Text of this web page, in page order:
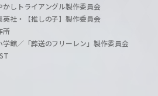
しトライアングル製作委員会
社・【推しの子】製作委員会
所
館／「葬送のフリーレン」製作委員会